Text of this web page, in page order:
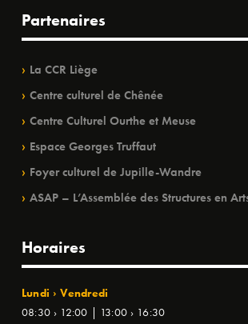
Partenaires
La CCR Liège
Centre culturel de Chênée
Centre Culturel Ourthe et Meuse
Espace Georges Truffaut
Foyer culturel de Jupille-Wandre
ASAP – L’Assemblée des Structures en
Horaires
Lundi › Vendredi
08:30 › 12:00 | 13:00 › 16:30